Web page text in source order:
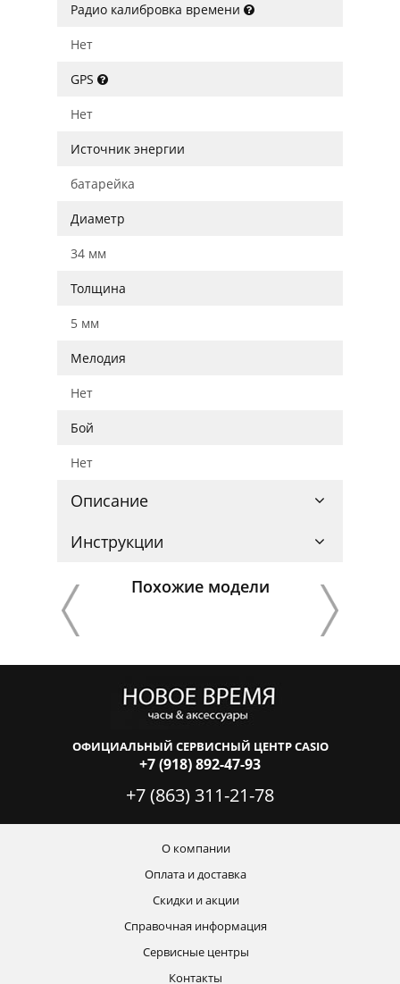
Радио калибровка времени
Нет
GPS
Нет
Источник энергии
батарейка
Диаметр
34 мм
Толщина
5 мм
Мелодия
Нет
Бой
Нет
Описание
Инструкции
Похожие модели
ОФИЦИАЛЬНЫЙ СЕРВИСНЫЙ ЦЕНТР CASIO
+7 (918) 892-47-93
+7 (863) 311-21-78
О компании
Оплата и доставка
Скидки и акции
Справочная информация
Сервисные центры
Контакты